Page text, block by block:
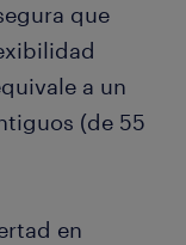
que
a un
(de 55
en